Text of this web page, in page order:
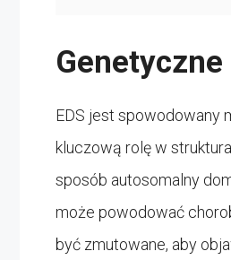
Genetyczne
EDS jest spowodowany
kluczową rolę w
sposób autosomalny
może powodować
być zmutowane, aby